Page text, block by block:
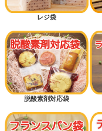
レジ袋
脱酸素剤対応袋